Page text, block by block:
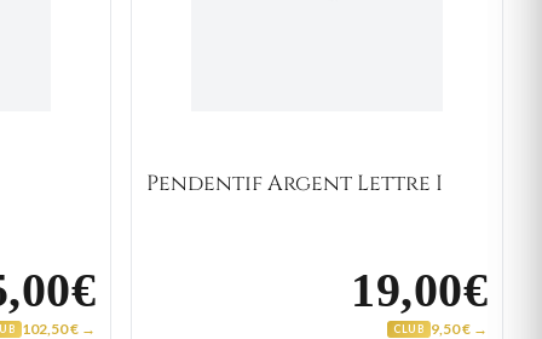
102,50 € →
Pendentif Argent Lettre I
19,00€
CLUB 9,50 € →